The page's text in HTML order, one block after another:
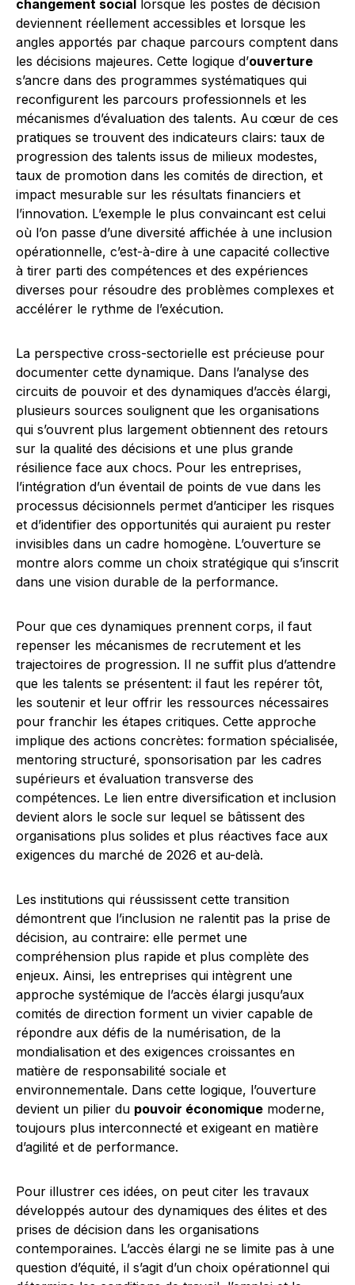
changement social
lorsque les postes de décision
deviennent réellement accessibles et lorsque les
angles apportés par chaque parcours comptent dans
les décisions majeures. Cette logique d’ouverture
s’ancre dans des programmes systématiques qui
reconfigurent les parcours professionnels et les
mécanismes d’évaluation des talents. Au cœur de ces
pratiques se trouvent des indicateurs clairs: taux de
progression des talents issus de milieux modestes,
taux de promotion dans les comités de direction, et
impact mesurable sur les résultats financiers et
l’innovation. L’exemple le plus convaincant est celui
où l’on passe d’une diversité affichée à une inclusion
opérationnelle, c’est-à-dire à une capacité collective
à tirer parti des compétences et des expériences
diverses pour résoudre des problèmes complexes et
accélérer le rythme de l’exécution.
La perspective cross-sectorielle est précieuse pour
documenter cette dynamique. Dans l’analyse des
circuits de pouvoir et des dynamiques d’accès élargi,
plusieurs sources soulignent que les organisations
qui s’ouvrent plus largement obtiennent des retours
sur la qualité des décisions et une plus grande
résilience face aux chocs. Pour les entreprises,
l’intégration d’un éventail de points de vue dans les
processus décisionnels permet d’anticiper les risques
et d’identifier des opportunités qui auraient pu rester
invisibles dans un cadre homogène. L’ouverture se
montre alors comme un choix stratégique qui s’inscrit
dans une vision durable de la performance.
Pour que ces dynamiques prennent corps, il faut
repenser les mécanismes de recrutement et les
trajectoires de progression. Il ne suffit plus d’attendre
que les talents se présentent: il faut les repérer tôt,
les soutenir et leur offrir les ressources nécessaires
pour franchir les étapes critiques. Cette approche
implique des actions concrètes: formation spécialisée,
mentoring structuré, sponsorisation par les cadres
supérieurs et évaluation transverse des
compétences. Le lien entre diversification et inclusion
devient alors le socle sur lequel se bâtissent des
organisations plus solides et plus réactives face aux
exigences du marché de 2026 et au-delà.
Les institutions qui réussissent cette transition
démontrent que l’inclusion ne ralentit pas la prise de
décision, au contraire: elle permet une
compréhension plus rapide et plus complète des
enjeux. Ainsi, les entreprises qui intègrent une
approche systémique de l’accès élargi jusqu’aux
comités de direction forment un vivier capable de
répondre aux défis de la numérisation, de la
mondialisation et des exigences croissantes en
matière de responsabilité sociale et
environnementale. Dans cette logique, l’ouverture
devient un pilier du pouvoir économique moderne,
toujours plus interconnecté et exigeant en matière
d’agilité et de performance.
Pour illustrer ces idées, on peut citer les travaux
développés autour des dynamiques des élites et des
prises de décision dans les organisations
contemporaines. L’accès élargi ne se limite pas à une
question d’équité, il s’agit d’un choix opérationnel qui